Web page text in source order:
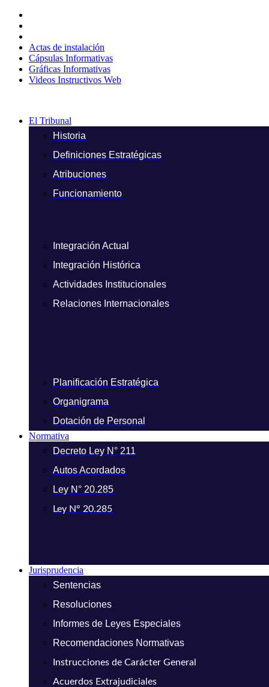
contenido
Actas de instalación
Cápsulas Informativas
Gráficas Informativas
Videos Instructivos Web
El Tribunal
Historia
Definiciones Estratégicas
Atribuciones
Funcionamiento
Integración Actual
Integración Histórica
Actividades Institucionales
Relaciones Internacionales
Planificación Estratégica
Organigrama
Dotación de Personal
Normativa
Decreto Ley N° 211
Autos Acordados
Ley N° 20.285
Ley N° 20.285
Jurisprudencia
Sentencias
Resoluciones
Informes de Leyes Especiales
Recomendaciones Normativas
Instrucciones de Carácter General
Acuerdos Extrajudiciales